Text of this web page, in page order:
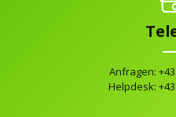
Anfragen:
Helpdesk: